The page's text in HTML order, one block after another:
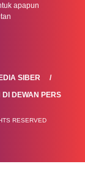
apapun
SIBER
DEWAN PERS
RESERVED